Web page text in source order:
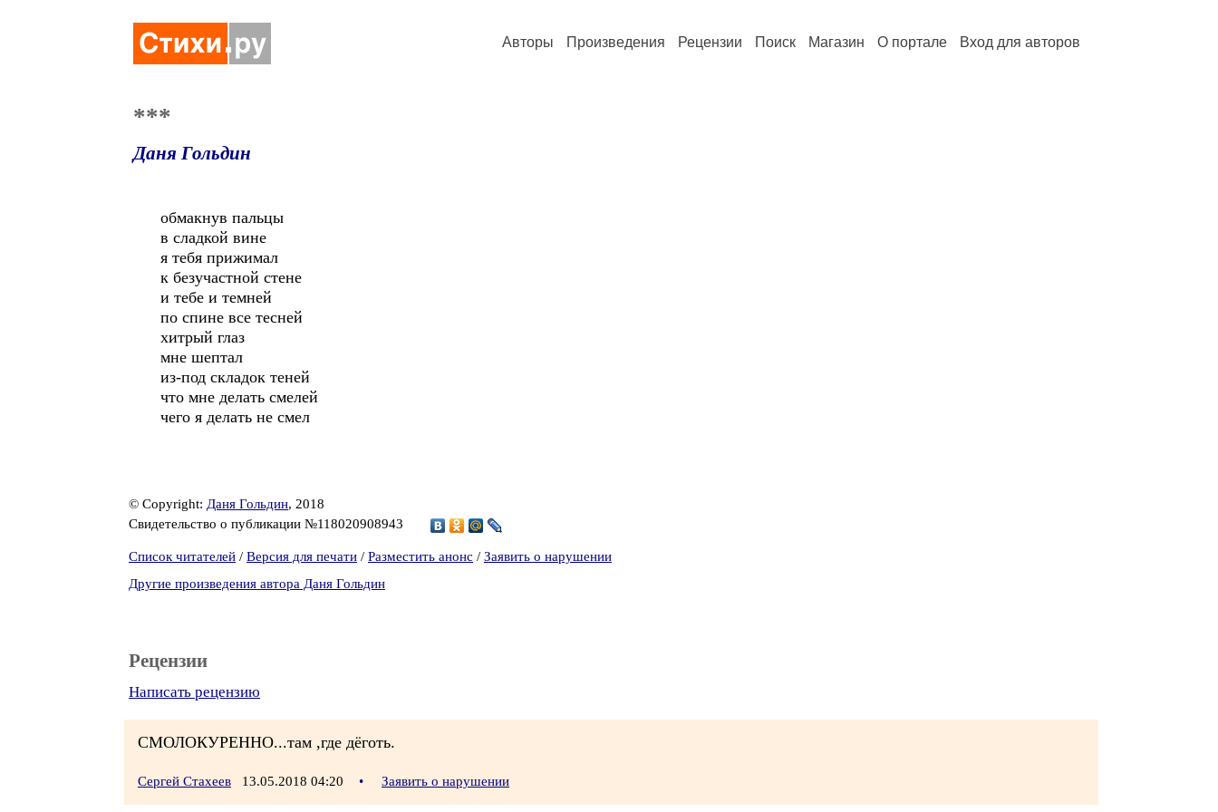
Авторы Произведения Рецензии Поиск Магазин О портале Вход для авторов
***
Даня Гольдин
обмакнув пальцы
в сладкой вине
я тебя прижимал
к безучастной стене
и тебе и темней
по спине все тесней
хитрый глаз
мне шептал
из-под складок теней
что мне делать смелей
чего я делать не смел
© Copyright: Даня Гольдин, 2018
Свидетельство о публикации №118020908943
Список читателей / Версия для печати / Разместить анонс / Заявить о нарушении
Другие произведения автора Даня Гольдин
Рецензии
Написать рецензию
СМОЛОКУРЕННО...там ,где дёготь.
Сергей Стахеев 13.05.2018 04:20 • Заявить о нарушении